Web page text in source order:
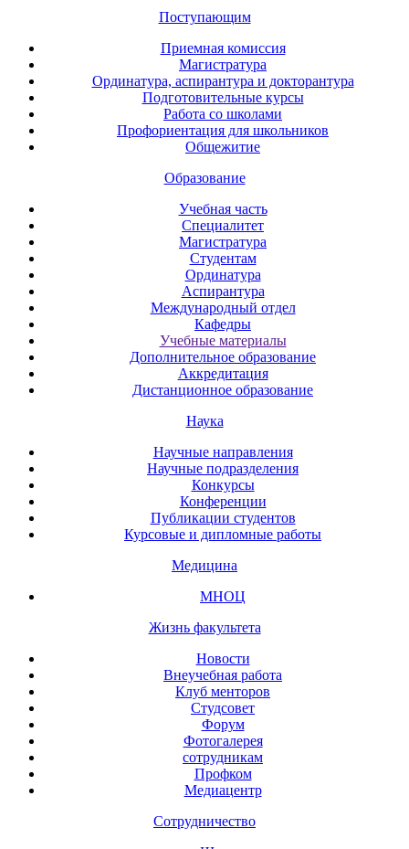
Поступающим
Приемная комиссия
Магистратура
Ординатура, аспирантура и докторантура
Подготовительные курсы
Работа со школами
Профориентация для школьников
Общежитие
Образование
Учебная часть
Специалитет
Магистратура
Студентам
Ординатура
Аспирантура
Международный отдел
Кафедры
Учебные материалы
Дополнительное образование
Аккредитация
Дистанционное образование
Наука
Научные направления
Научные подразделения
Конкурсы
Конференции
Публикации студентов
Курсовые и дипломные работы
Медицина
МНОЦ
Жизнь факультета
Новости
Внеучебная работа
Клуб менторов
Студсовет
Форум
Фотогалерея
сотрудникам
Профком
Медиацентр
Сотрудничество